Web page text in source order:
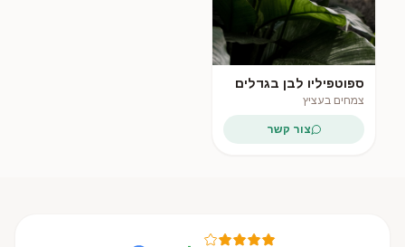
ספוטפיליו לבן בגדלים
שונים
צמחים בעציץ
צור קשר